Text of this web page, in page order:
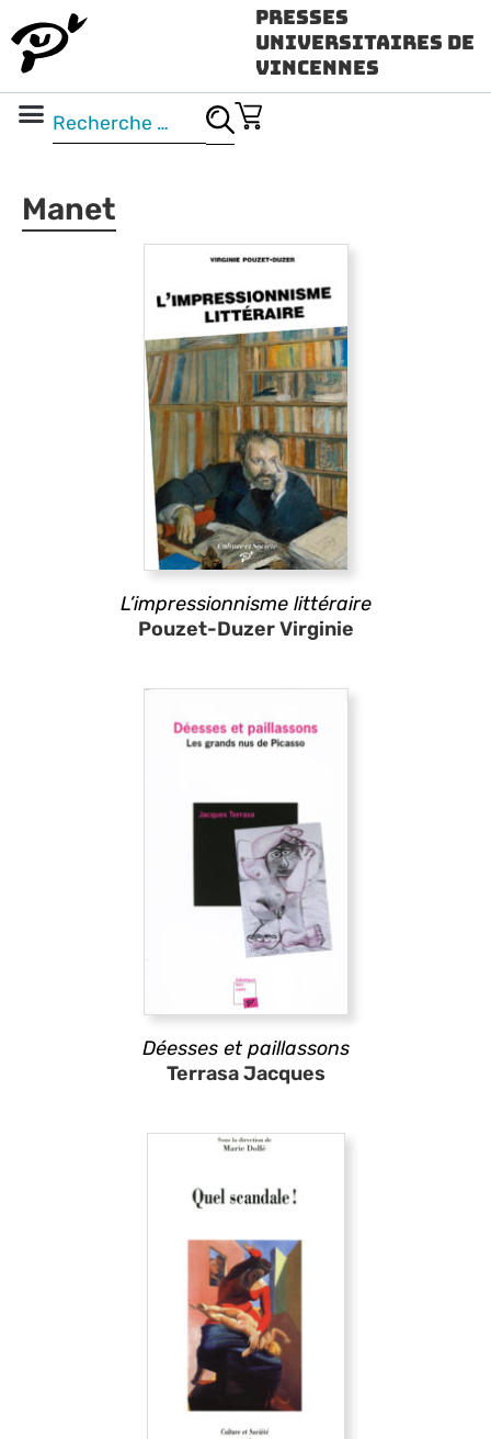
Presses
Universitaires de
Vincennes
Manet
L’impressionnisme littéraire
Pouzet-Duzer Virginie
Déesses et paillassons
Terrasa Jacques